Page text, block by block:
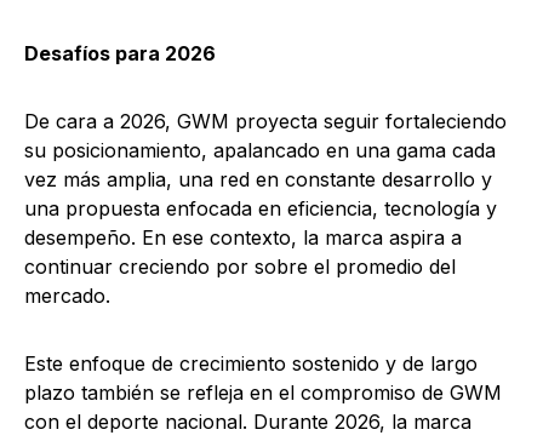
Desafíos para 2026
De cara a 2026, GWM proyecta seguir fortaleciendo
su posicionamiento, apalancado en una gama cada
vez más amplia, una red en constante desarrollo y
una propuesta enfocada en eficiencia, tecnología y
desempeño. En ese contexto, la marca aspira a
continuar creciendo por sobre el promedio del
mercado.
Este enfoque de crecimiento sostenido y de largo
plazo también se refleja en el compromiso de GWM
con el deporte nacional. Durante 2026, la marca